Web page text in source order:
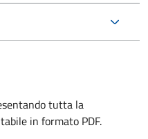
tutta la
in formato PDF.